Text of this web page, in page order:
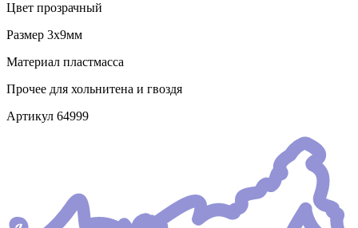
Цвет прозрачный
Размер 3х9мм
Материал пластмасса
Прочее для хольнитена и гвоздя
Артикул 64999